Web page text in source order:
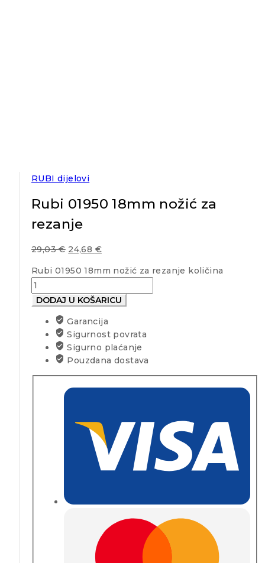
RUBI dijelovi
Rubi 01950 18mm nožić za
rezanje
29,03€ 24,68 €
Rubi 01950 18mm nožić za rezanje količina
DODAJ U KOŠARICU
Garancija
Sigurnost povrata
Sigurno plaćanje
Pouzdana dostava